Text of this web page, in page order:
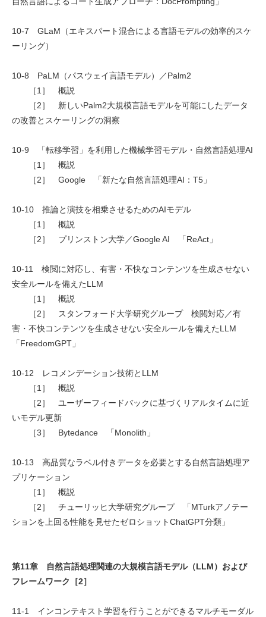
10-7 GLaM（エキスパート混合による言語モデルの効率的スケ
ーリング）
10-8 PaLM（パスウェイ言語モデル）／Palm2
［1］ 概説
［2］ 新しいPalm2大規模言語モデルを可能にしたデータ
の改善とスケーリングの洞察
10-9 「転移学習」を利用した機械学習モデル・自然言語処理AI
［1］ 概説
［2］ Google 「新たな自然言語処理AI：T5」
10-10 推論と演技を相乗させるためのAIモデル
［1］ 概説
［2］ プリンストン大学／Google AI 「ReAct」
10-11 検閲に対応し、有害・不快なコンテンツを生成させない
安全ルールを備えたLLM
［1］ 概説
［2］ スタンフォード大学研究グループ 検閲対応／有
害・不快コンテンツを生成させない安全ルールを備えたLLM
「FreedomGPT」
10-12 レコメンデーション技術とLLM
［1］ 概説
［2］ ユーザーフィードバックに基づくリアルタイムに近
いモデル更新
［3］ Bytedance 「Monolith」
10-13 高品質なラベル付きデータを必要とする自然言語処理ア
プリケーション
［1］ 概説
［2］ チューリッヒ大学研究グループ 「MTurkアノテー
ションを上回る性能を見せたゼロショットChatGPT分類」
第11章 自然言語処理関連の大規模言語モデル（LLM）および
フレームワーク［2］
11-1 インコンテキスト学習を行うことができるマルチモーダル